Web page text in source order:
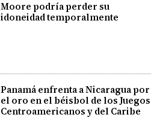
Moore podría perder su
idoneidad temporalmente
Panamá enfrenta a Nicaragua por
el oro en el béisbol de los Juegos
Centroamericanos y del Caribe